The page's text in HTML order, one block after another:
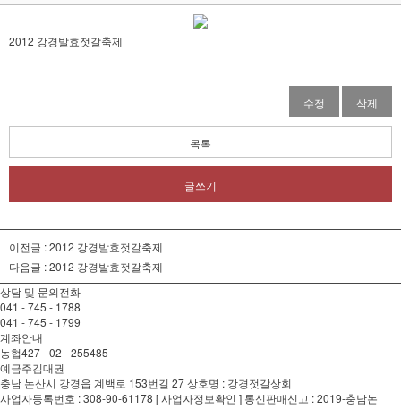
2012 강경발효젓갈축제
수정 삭제
목록
글쓰기
이전글 :2012 강경발효젓갈축제
다음글 :2012 강경발효젓갈축제
상담 및 문의전화
041 - 745 - 1788
041 - 745 - 1799
계좌안내
농협427 - 02 - 255485
예금주김대권
충남 논산시 강경읍 계백로 153번길 27 상호명 : 강경젓갈상회
사업자등록번호 : 308-90-61178 [ 사업자정보확인 ] 통신판매신고 : 2019-충남논